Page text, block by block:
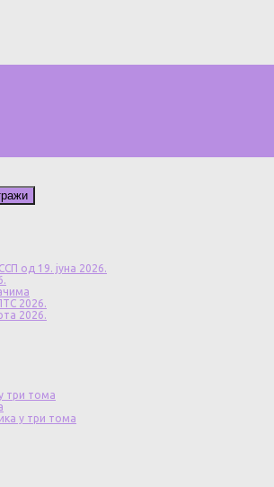
од 19. јуна 2026.
2026.
2026.
три тома
у три тома